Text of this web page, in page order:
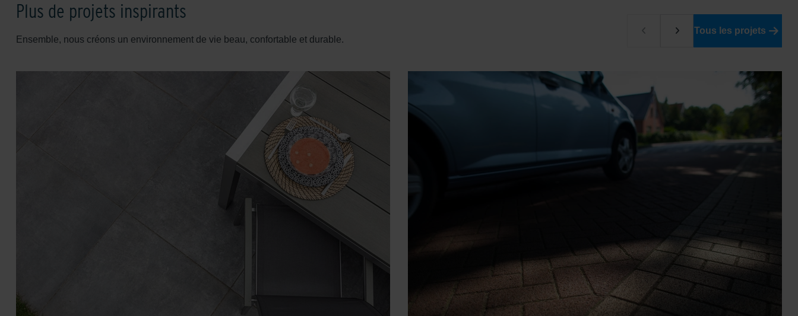
Plus de projets inspirants
Ensemble, nous créons un environnement de vie beau, confortable et durable.
Tous les projets